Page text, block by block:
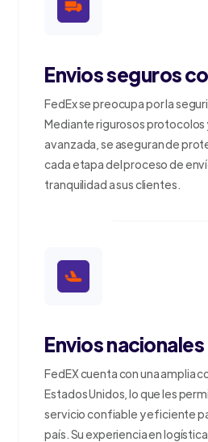
Envios seguros
FedEx se preocupa por la
Mediante rigurosos protocolos
avanzada, se aseguran de
cada etapa del proceso de
tranquilidad a sus clientes.
Envios
FedEX cuenta con una amplia
Estados Unidos, lo que les
servicio confiable y eficiente
país. Su experiencia en